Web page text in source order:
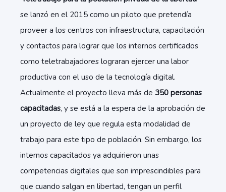
se lanzó en el 2015 como un piloto que pretendía
proveer a los centros con infraestructura, capacitación
y contactos para lograr que los internos certificados
como teletrabajadores lograran ejercer una labor
productiva con el uso de la tecnología digital.
Actualmente el proyecto lleva más de 350 personas
capacitadas, y se está a la espera de la aprobación de
un proyecto de ley que regula esta modalidad de
trabajo para este tipo de población. Sin embargo, los
internos capacitados ya adquirieron unas
competencias digitales que son imprescindibles para
que cuando salgan en libertad, tengan un perfil